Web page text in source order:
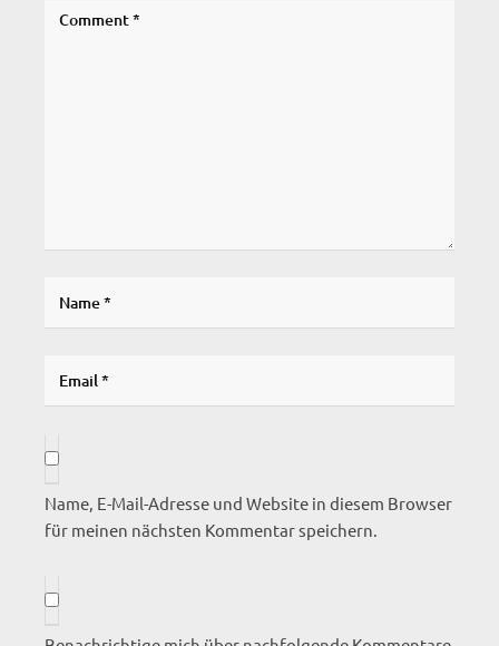
Name, E-Mail-Adresse und Website in diesem Browser
für meinen nächsten Kommentar speichern.